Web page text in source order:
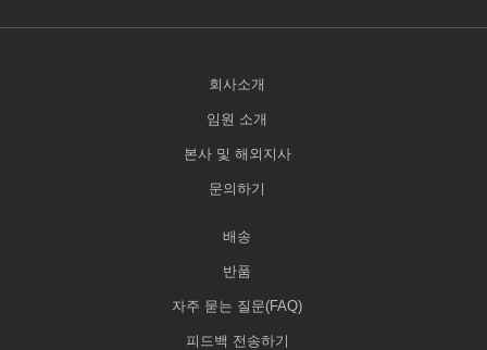
회사소개
임원 소개
본사 및 해외지사
문의하기
배송
반품
자주 묻는 질문(FAQ)
피드백 전송하기